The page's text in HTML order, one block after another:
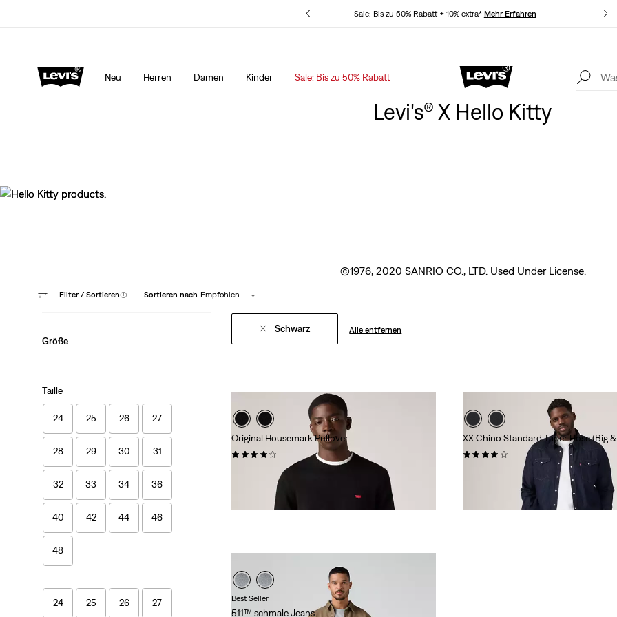
Sale: Bis zu 50% Rabatt + 10% extra* Mehr Erfahren
Neu Herren Damen Kinder Sale: Bis zu 50% Rabatt
Levi’s® App. Best of Levi’s® für dichMehr Erfahren
Levi's® X Hello Kitty
©1976, 2020 SANRIO CO., LTD. Used Under License.
Filter / Sortieren(1) Sortieren nach Empfohlen
Größe
Taille
24 25 26 27
28 29 30 31
32 33 34 36
40 42 44 46
48
24 25 26 27
Schwarz Alle entfernen
Original Housemark Pullover
XX Chino Standard Taper Hose (Big &
(70)
Best Seller
511™ schmale Jeans